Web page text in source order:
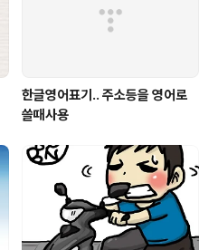
한글영어표기.. 주소등을 영어로
쓸때사용